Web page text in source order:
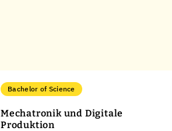
Bachelor of Science
Mechatronik und Digitale
Produktion